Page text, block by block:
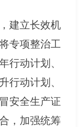
建立长效机
专项整治工
行动计划、
行动计划、
安全生产证
，加强统筹